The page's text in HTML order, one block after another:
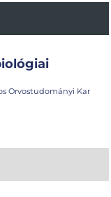
Orvostudományi Kar